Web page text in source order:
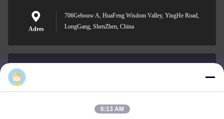
Adres
706Gebouw A, HuaFeng Wisdom Valley, YingHe Road,
LongGang, ShenZhen, China
6:13 AM